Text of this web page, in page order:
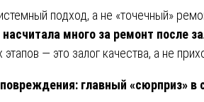
подход, а не «точечный»
насчитала много за ремонт после
этапов — это залог качества, а не
главный «сюрприз» в